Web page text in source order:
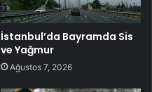
İstanbul’da Bayramda Sis
ve Yağmur
Ağustos 7, 2026